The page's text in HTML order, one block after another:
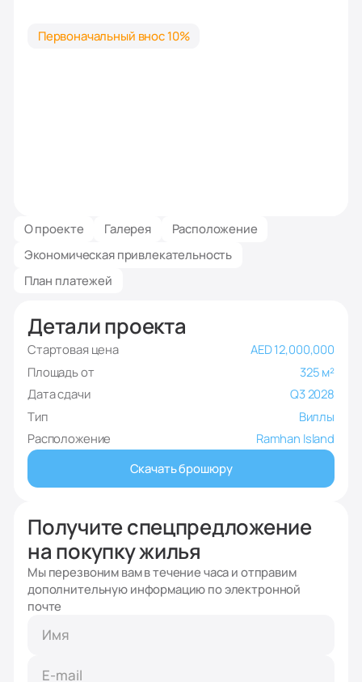
Первоначальный внос 10%
О проекте Галерея
Расположение
Экономическая привлекательность
План платежей
Детали проекта
Стартовая цена
AED 12,000,000
Площадь от
325 м²
Дата сдачи
Q3 2028
Тип
Виллы
Расположение
Ramhan Island
Скачать брошюру
Получите спецпредложение
на покупку жилья
Мы перезвоним вам в течение часа и отправим
дополнительную информацию по электронной
почте